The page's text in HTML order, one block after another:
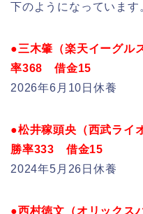
下のようになっています
●三木肇（楽天イーグル
率368 借金15
2026年6月10日休養
●松井稼頭央（西武ラ
勝率333 借金15
2024年5月26日休養
●西村徳文（オリック